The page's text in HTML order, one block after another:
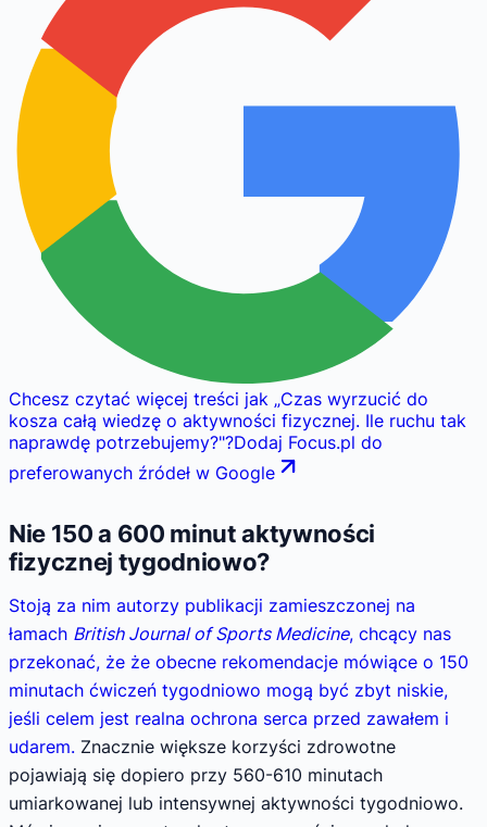
Chcesz czytać więcej treści jak „Czas wyrzucić do
kosza całą wiedzę o aktywności fizycznej. Ile ruchu tak
naprawdę potrzebujemy?"?Dodaj Focus.pl do
preferowanych źródeł w Google
Nie 150 a 600 minut aktywności
fizycznej tygodniowo?
Stoją za nim autorzy publikacji zamieszczonej na
łamach British Journal of Sports Medicine, chcący nas
przekonać, że że obecne rekomendacje mówiące o 150
minutach ćwiczeń tygodniowo mogą być zbyt niskie,
jeśli celem jest realna ochrona serca przed zawałem i
udarem. Znacznie większe korzyści zdrowotne
pojawiają się dopiero przy 560-610 minutach
umiarkowanej lub intensywnej aktywności tygodniowo.